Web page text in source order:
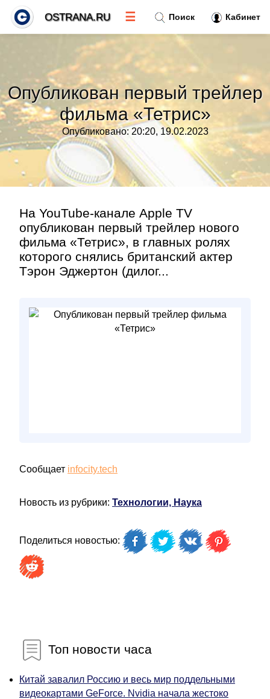
Опубликован первый трейлер
фильма «Тетрис»
Опубликовано: 20:20, 19.02.2023
На YouTube-канале Apple TV
опубликован первый трейлер нового
фильма «Тетрис», в главных ролях
которого снялись британский актер
Тэрон Эджертон (дилог...
Сообщает infocity.tech
Новость из рубрики: Технологии, Наука
Поделиться новостью:
Топ новости часа
Китай завалил Россию и весь мир поддельными
видеокартами GeForce. Nvidia начала жестоко
Поиск Кабинет
OSTRANA.RU ☰
Тренды новостей»
Рубрики»
Правила»
Контакт »